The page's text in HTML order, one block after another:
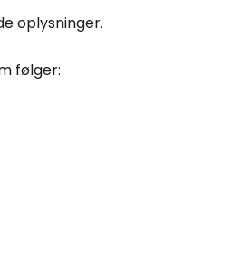
oplysninger.
følger: